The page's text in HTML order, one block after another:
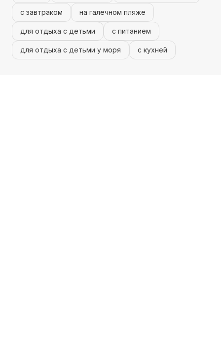
с завтраком на галечном пляже
для отдыха с детьми с питанием
для отдыха с детьми у моря с кухней